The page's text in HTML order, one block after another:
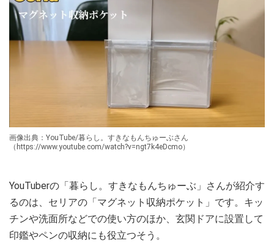
画像出典：YouTube/暮らし。すきなもんちゅーぶさん
（https://www.youtube.com/watch?v=ngt7k4eDcmo）
YouTuberの「暮らし。すきなもんちゅーぶ」さんが紹介す
るのは、セリアの「マグネット収納ポケット」です。キッ
チンや洗面所などでの使い方のほか、玄関ドアに設置して
印鑑やペンの収納にも役立つそう。